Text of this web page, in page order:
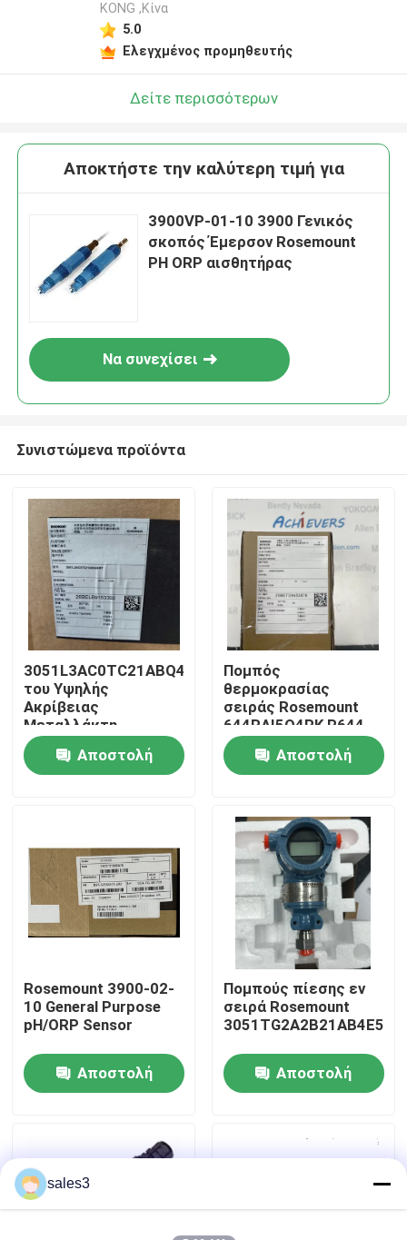
Σπίτι
Προϊόντα
Επισκεψή εργοστασίου
Επικοινωνήστε μαζί μας
Ειδήσεις
Ζητήστε μια προσφορά
Προϊόντα ALLEN BRADLEY PLC
KONG ,Κίνα
5.0
Ελεγχμένος προμηθευτής
Δείτε περισσότερων
Αποκτήστε την καλύτερη τιμή για
3900VP-01-10 3900 Γενικός
σκοπός Έμερσον Rosemount
PH ORP αισθητήρας
Να συνεχίσει
Συνιστώμενα προϊόντα
3051L3AC0TC21ABQ4HR7
του Υψηλής
Ακρίβειας
Μεταλλάκτη
Στάθμης με Φλάντζα
Αποστολή
Πομπός
θερμοκρασίας
σειράς Rosemount
644RAI5Q4RK R644
Αποστολή
Rosemount 3900-02-
10 General Purpose
pH/ORP Sensor
Αποστολή
Πομπούς πίεσης εν
σειρά Rosemount
Αποστολή
sales3